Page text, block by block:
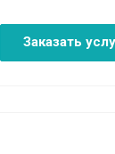
Заказать